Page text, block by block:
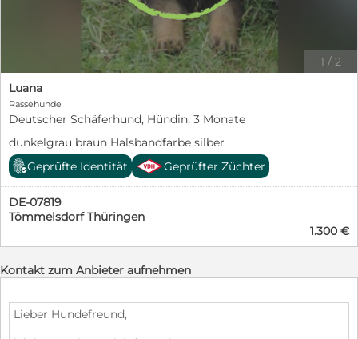
1 / 2
Luana
Rassehunde
Deutscher Schäferhund, Hündin, 3 Monate
dunkelgrau braun Halsbandfarbe silber
Geprüfte Identität
Geprüfter Züchter
DE-07819
Tömmelsdorf Thüringen
1.300 €
Kontakt zum Anbieter aufnehmen